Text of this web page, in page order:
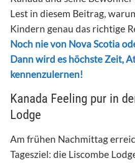
Lest in diesem Beitrag,
Kindern genau das richtige
Noch nie von Nova Scotia
Dann wird es höchste Zeit,
kennenzulernen!
Kanada Feeling pur in
Lodge
Am frühen Nachmittag
Tagesziel: die Liscombe